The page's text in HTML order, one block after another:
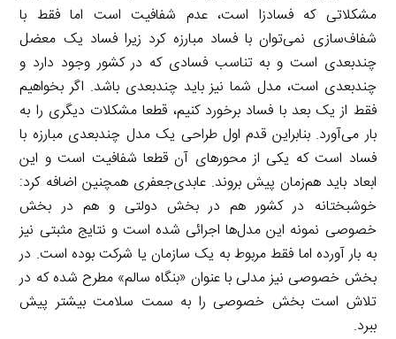
مشکلاتی که فسادزا است، عدم شفافیت است اما فقط با
شفاف‌سازی نمی‌توان با فساد مبارزه کرد زیرا فساد یک معضل
چندبعدی است و به تناسب فسادی که در کشور وجود دارد و
چندبعدی است، مدل شما نیز باید چندبعدی باشد. اگر بخواهیم
فقط از یک بعد با فساد برخورد کنیم، قطعا مشکلات دیگری را به
بار می‌آورد. بنابراین قدم اول طراحی یک مدل چندبعدی مبارزه با
فساد است که یکی از محورهای آن قطعا شفافیت است و این
ابعاد باید هم‌زمان پیش بروند. عابدی‌جعفری همچنین اضافه کرد:
خوشبختانه در کشور هم در بخش دولتی و هم در بخش
خصوصی نمونه این مدل‌ها اجرائی شده است و نتایج مثبتی نیز
به بار آورده اما فقط مربوط به یک سازمان یا شرکت بوده است. در
بخش خصوصی نیز مدلی با عنوان «بنگاه سالم» مطرح شده که در
تلاش است بخش خصوصی را به سمت سلامت بیشتر پیش
ببرد.